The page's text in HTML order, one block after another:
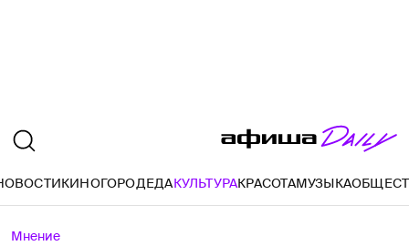
КИНОГОРОДЕДАКУЛЬТУРАКРАСОТАМУЗЫКА
Мнение